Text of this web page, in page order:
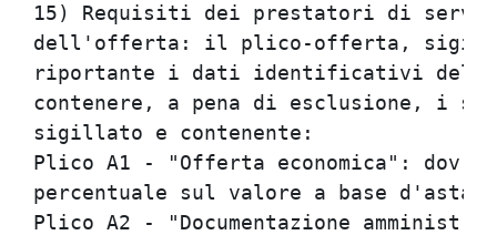
15) Requisiti dei prestatori di
dell'offerta: il plico-offerta,
riportante i dati
contenere, a pena di
sigillato e
Plico A1 - "Offerta
percentuale sul
Plico A2 - "Documentazione